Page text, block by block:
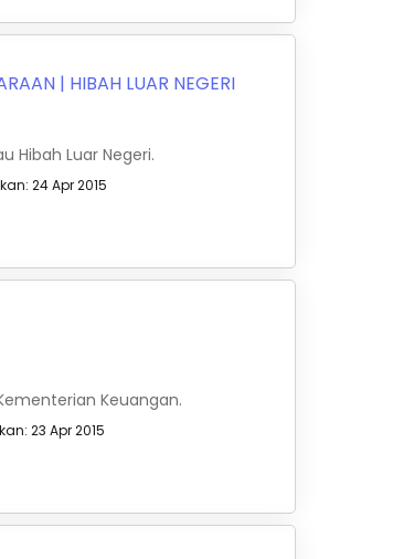
| HIBAH LUAR NEGERI
Hibah Luar Negeri.
24 Apr 2015
Keuangan.
23 Apr 2015